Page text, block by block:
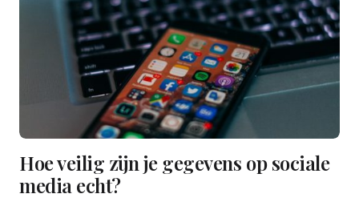
Hoe veilig zijn je gegevens op sociale
media echt?